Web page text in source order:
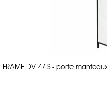
FRAME DV 47 S - porte